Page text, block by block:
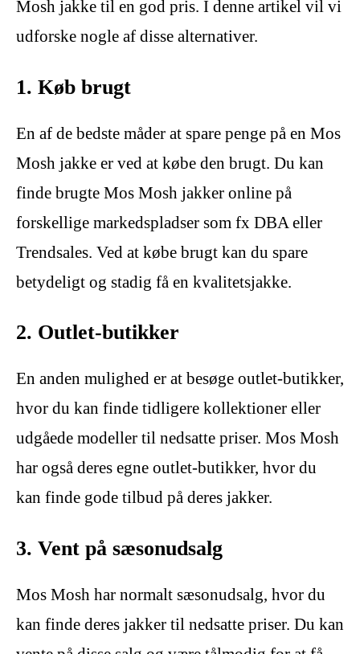
Mosh jakke til en god pris. I denne artikel vil vi
udforske nogle af disse alternativer.
1. Køb brugt
En af de bedste måder at spare penge på en Mos
Mosh jakke er ved at købe den brugt. Du kan
finde brugte Mos Mosh jakker online på
forskellige markedspladser som fx DBA eller
Trendsales. Ved at købe brugt kan du spare
betydeligt og stadig få en kvalitetsjakke.
2. Outlet-butikker
En anden mulighed er at besøge outlet-butikker,
hvor du kan finde tidligere kollektioner eller
udgåede modeller til nedsatte priser. Mos Mosh
har også deres egne outlet-butikker, hvor du
kan finde gode tilbud på deres jakker.
3. Vent på sæsonudsalg
Mos Mosh har normalt sæsonudsalg, hvor du
kan finde deres jakker til nedsatte priser. Du kan